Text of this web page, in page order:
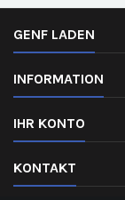
GENF LADEN
INFORMATION
IHR KONTO
KONTAKT